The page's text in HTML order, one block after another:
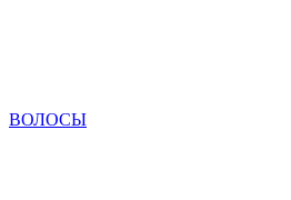
ВОЛОСЫ